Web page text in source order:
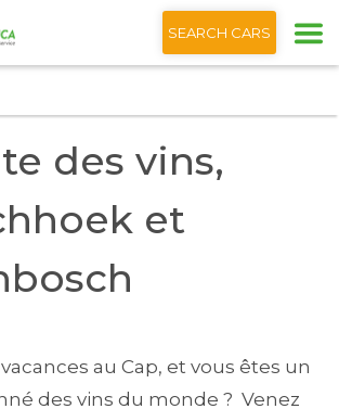
Français
SEARCH CARS
des vins,
et
au Cap, et vous êtes un
des vins du monde ? Venez